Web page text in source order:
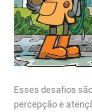
Esses desafios
percepção e